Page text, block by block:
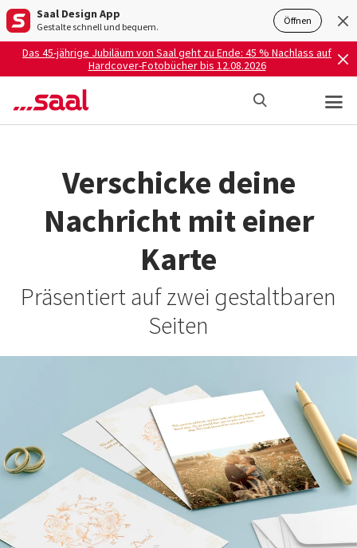
Saal Design App
Gestalte schnell und bequem. Öffnen
Das 45-jährige Jubiläum von Saal geht zu Ende: 45 % Nachlass auf
Hardcover-Fotobücher bis 12.08.2026
Verschicke deine
Nachricht mit einer
Karte
Präsentiert auf zwei gestaltbaren
Seiten